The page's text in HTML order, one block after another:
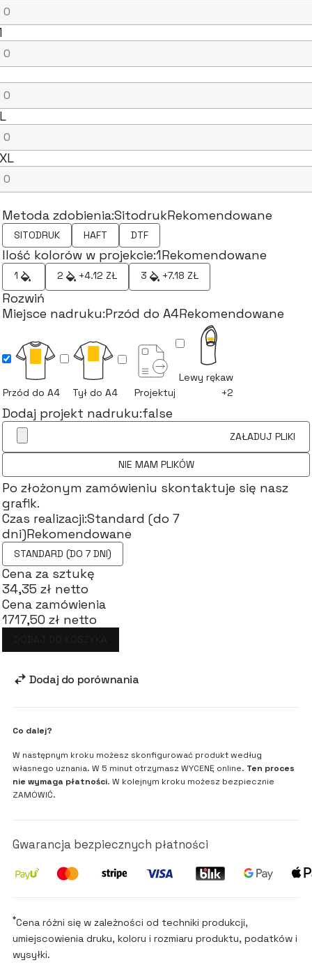
Metoda zdobienia:SitodrukRekomendowane
SITODRUK HAFT DTF
Ilość kolorów w projekcie:1Rekomendowane
1 2 +4.12 ZŁ 3 +7.18 ZŁ
Rozwiń
Miejsce nadruku:Przód do A4Rekomendowane
Przód do A4 Tył do A4 Projektuj
Lewy rękaw
+2
Dodaj projekt nadruku:false
ZAŁADUJ PLIKI
NIE MAM PLIKÓW
Po złożonym zamówieniu skontaktuje się nasz
grafik.
Czas realizacji:Standard (do 7
dni)Rekomendowane
STANDARD (DO 7 DNI)
Cena za sztukę
34,35 zł netto
Cena zamówienia
1717,50 zł netto
Dodaj do porównania
Co dalej?
W następnym kroku możesz skonfigurować produkt według
własnego uznania. W 5 minut otrzymasz WYCENĘ online. Ten proces
nie wymaga płatności. W kolejnym kroku możesz bezpiecznie
ZAMÓWIĆ.
Gwarancja bezpiecznych płatności
*Cena różni się w zależności od techniki produkcji,
umiejscowienia druku, koloru i rozmiaru produktu, podatków i
wysyłki.